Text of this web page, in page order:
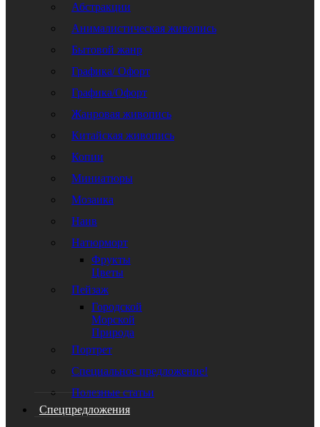
Абстракции
Анималистическая живопись
Бытовой жанр
Графика/ Офорт
Графика/Офорт
Жанровая живопись
Китайская живопись
Копии
Миниатюры
Мозаика
Наив
Натюрморт
Фрукты
Цветы
Пейзаж
Городской
Морской
Природа
Портрет
Специальное предложение!
Полезные статьи
Спецпредложения